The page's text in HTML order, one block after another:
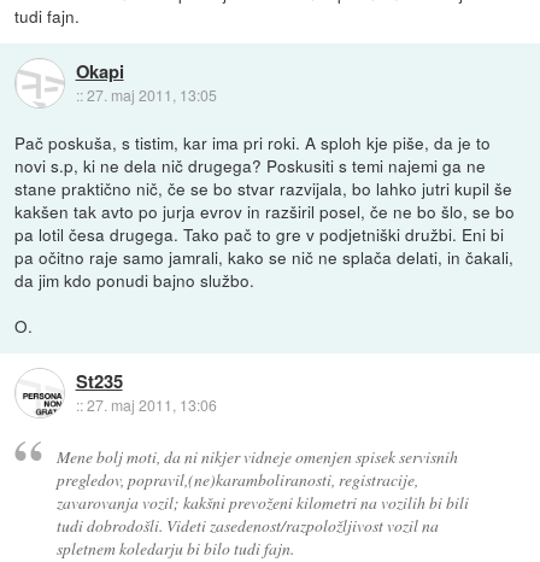
tudi fajn.
Okapi
::27. maj 2011, 13:05
Pač poskuša, s tistim, kar ima pri roki. A sploh kje piše, da je to
novi s.p, ki ne dela nič drugega? Poskusiti s temi najemi ga ne
stane praktično nič, če se bo stvar razvijala, bo lahko jutri kupil še
kakšen tak avto po jurja evrov in razširil posel, če ne bo šlo, se bo
pa lotil česa drugega. Tako pač to gre v podjetniški družbi. Eni bi
pa očitno raje samo jamrali, kako se nič ne splača delati, in čakali,
da jim kdo ponudi bajno službo.
O.
St235
::27. maj 2011, 13:06
Mene bolj moti, da ni nikjer vidneje omenjen spisek servisnih
pregledov, popravil,(ne)karamboliranosti, registracije,
zavarovanja vozil; kakšni prevoženi kilometri na vozilih bi bili
tudi dobrodošli. Videti zasedenost/razpoložljivost vozil na
spletnem koledarju bi bilo tudi fajn.